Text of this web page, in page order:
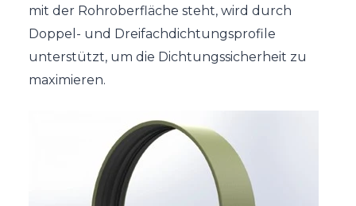
mit der Rohroberfläche steht, wird durch
Doppel- und Dreifachdichtungsprofile
unterstützt, um die Dichtungssicherheit zu
maximieren.